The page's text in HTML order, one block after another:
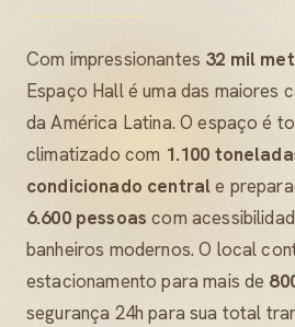
Com impressionantes 32 mil
Espaço Hall é uma das maiores
da América Latina. O espaço é
climatizado com 1.100
condicionado centrale
6.600 pessoas com
banheiros modernos. O local
estacionamento para mais de
segurança 24h para sua total